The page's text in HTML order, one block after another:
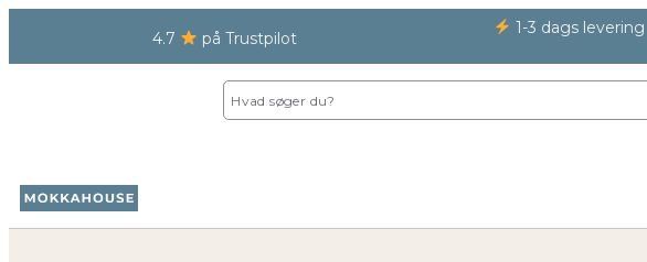
4.7 på Trustpilot
1-3 dags levering